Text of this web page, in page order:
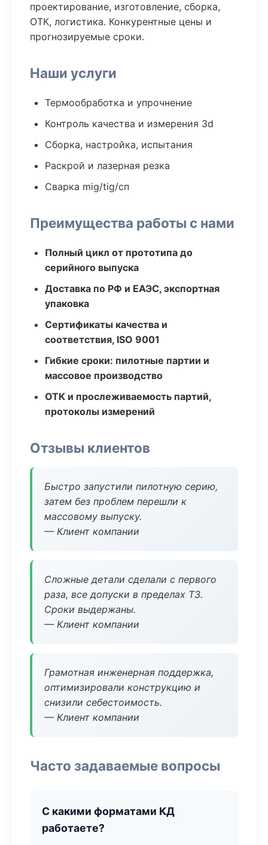
проектирование, изготовление, сборка,
ОТК, логистика. Конкурентные цены и
прогнозируемые сроки.
Наши услуги
Термообработка и упрочнение
Контроль качества и измерения 3d
Сборка, настройка, испытания
Раскрой и лазерная резка
Сварка mig/tig/сп
Преимущества работы с нами
Полный цикл от прототипа до
серийного выпуска
Доставка по РФ и ЕАЭС, экспортная
упаковка
Сертификаты качества и
соответствия, ISO 9001
Гибкие сроки: пилотные партии и
массовое производство
ОТК и прослеживаемость партий,
протоколы измерений
Отзывы клиентов
Быстро запустили пилотную серию,
затем без проблем перешли к
массовому выпуску.
— Клиент компании
Сложные детали сделали с первого
раза, все допуски в пределах ТЗ.
Сроки выдержаны.
— Клиент компании
Грамотная инженерная поддержка,
оптимизировали конструкцию и
снизили себестоимость.
— Клиент компании
Часто задаваемые вопросы
С какими форматами КД
работаете?